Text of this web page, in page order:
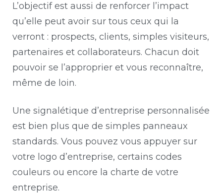
L’objectif est aussi de renforcer l’impact
qu’elle peut avoir sur tous ceux qui la
verront : prospects, clients, simples visiteurs,
partenaires et collaborateurs. Chacun doit
pouvoir se l’approprier et vous reconnaître,
même de loin.
Une signalétique d’entreprise personnalisée
est bien plus que de simples panneaux
standards. Vous pouvez vous appuyer sur
votre logo d’entreprise, certains codes
couleurs ou encore la charte de votre
entreprise.